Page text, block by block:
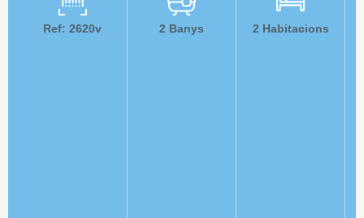
Ref: 2620v 2 Banys 2 Habitacions